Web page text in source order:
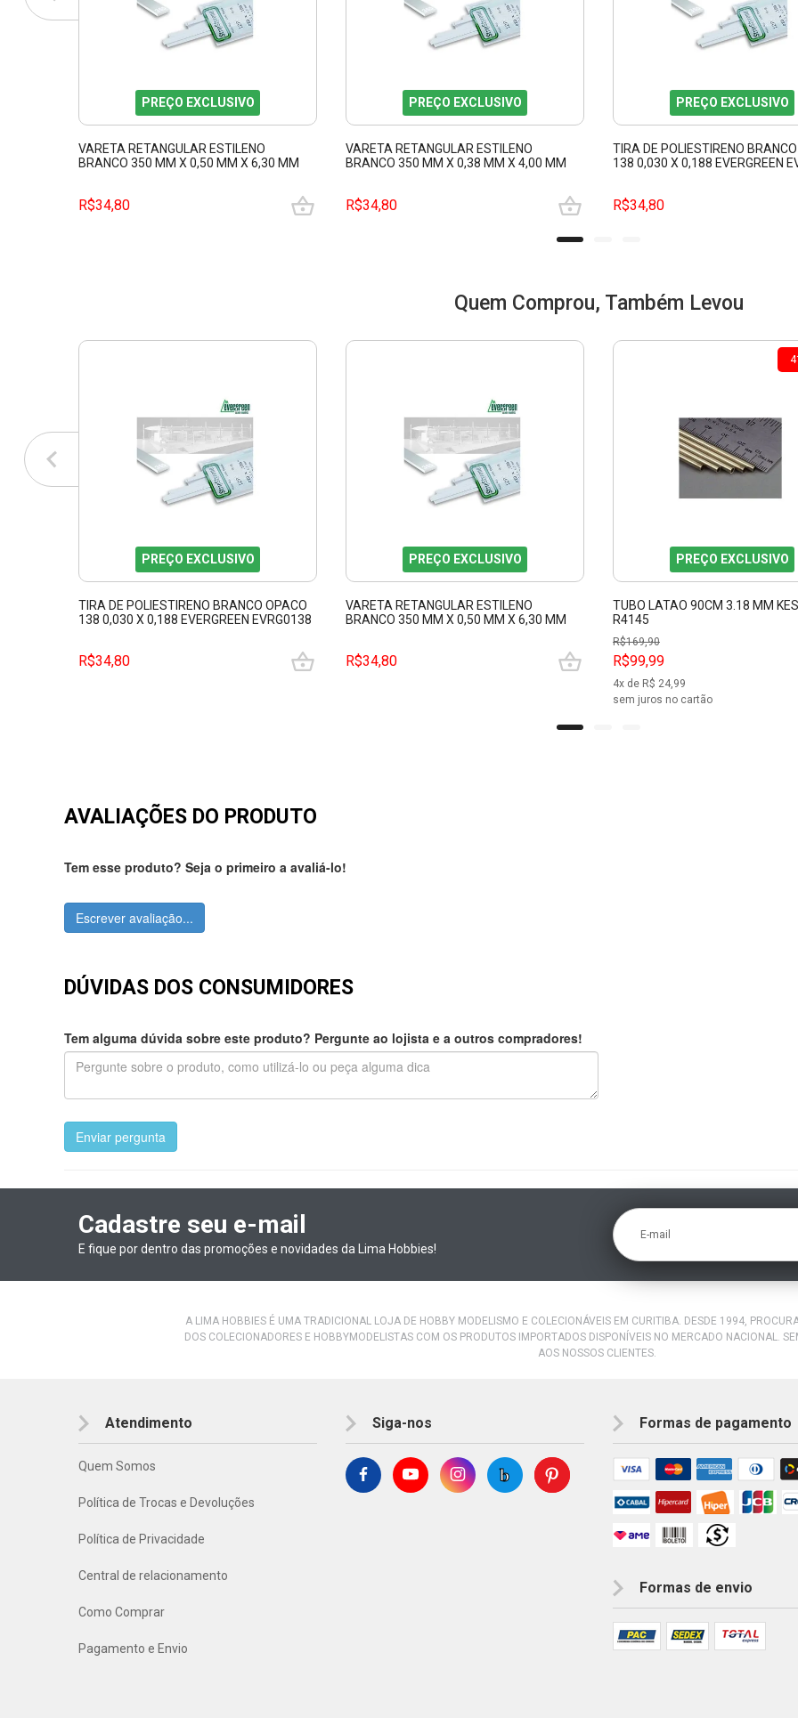
PREÇO EXCLUSIVO
VARETA RETANGULAR ESTILENO
BRANCO 350 MM X 0,50 MM X 6,30 MM
R$34,80
PREÇO EXCLUSIVO
VARETA RETANGULAR ESTILENO
BRANCO 350 MM X 0,38 MM X 4,00 MM
R$34,80
PREÇO EXCLUSIVO
TIRA DE POLIESTIRENO
138 0,030 X 0,188 EVERGREEN
R$34,80
Quem Comprou, Também Levou
PREÇO EXCLUSIVO
TIRA DE POLIESTIRENO BRANCO OPACO
138 0,030 X 0,188 EVERGREEN EVRG0138
R$34,80
PREÇO EXCLUSIVO
VARETA RETANGULAR ESTILENO
BRANCO 350 MM X 0,50 MM X 6,30 MM
R$34,80
PREÇO EXCLUSIVO
TUBO LATAO 90CM 3.18 MM
R4145
R$169,90
R$99,99
4x de R$ 24,99
sem juros no cartão
AVALIAÇÕES DO PRODUTO
Tem esse produto? Seja o primeiro a avaliá-lo!
Escrever avaliação...
DÚVIDAS DOS CONSUMIDORES
Tem alguma dúvida sobre este produto? Pergunte ao lojista e a outros compradores!
Enviar pergunta
Cadastre seu e-mail
E fique por dentro das promoções e novidades da Lima Hobbies!
E-mail
A LIMA HOBBIES É UMA TRADICIONAL LOJA DE HOBBY MODELISMO E COLECIONÁVEIS EM CURITIBA. DESDE 1994,
DOS COLECIONADORES E HOBBYMODELISTAS COM OS PRODUTOS IMPORTADOS DISPONÍVEIS NO MERCADO NACIONAL.
AOS NOSSOS CLIENTES.
Atendimento
Quem Somos
Política de Trocas e Devoluções
Política de Privacidade
Central de relacionamento
Como Comprar
Pagamento e Envio
Siga-nos Formas de pagamento
Formas de envio